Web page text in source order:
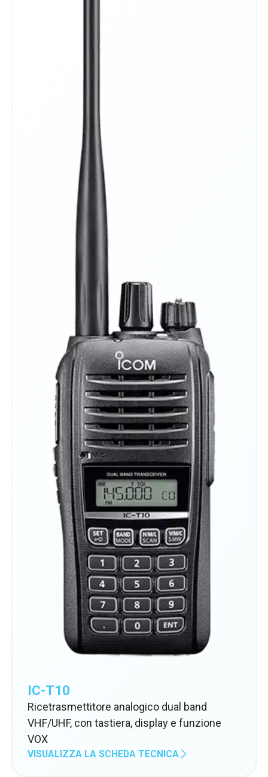
IC-T10
Ricetrasmettitore analogico dual band
VHF/UHF, con tastiera, display e funzione
VOX
VISUALIZZA LA SCHEDA TECNICA